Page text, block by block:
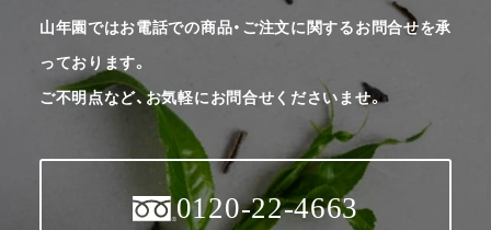
山年園ではお電話での商品・ご注文に関するお問合せを承
っております。
ご不明点など、お気軽にお問合せくださいませ。
0120-22-4663